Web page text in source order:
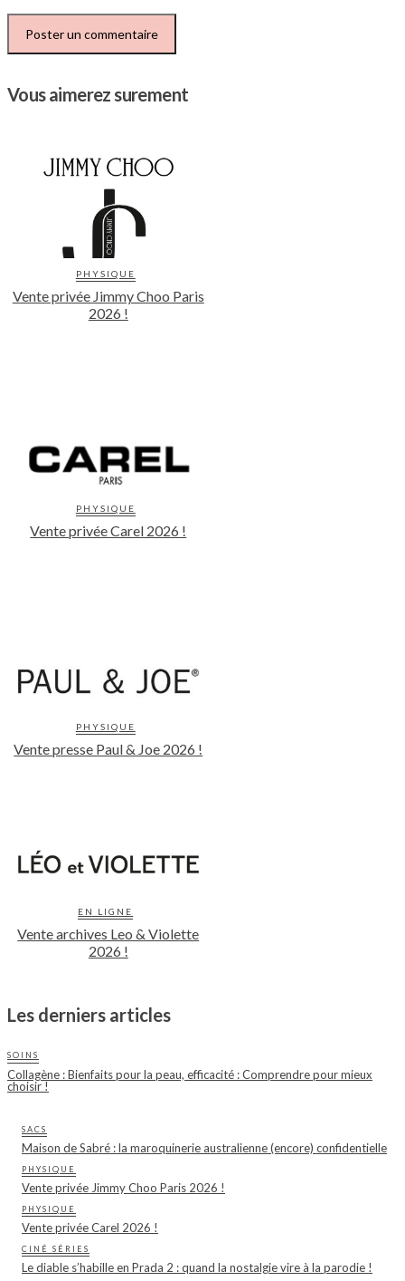
Vous aimerez surement
PHYSIQUE
Vente privée Jimmy Choo Paris
2026 !
PHYSIQUE
Vente privée Carel 2026 !
PHYSIQUE
Vente presse Paul & Joe 2026 !
EN LIGNE
Vente archives Leo & Violette
2026 !
Les derniers articles
SOINS
Collagène : Bienfaits pour la peau, efficacité : Comprendre pour mieux
choisir !
SACS
Maison de Sabré : la maroquinerie australienne (encore) confidentielle
PHYSIQUE
Vente privée Jimmy Choo Paris 2026 !
PHYSIQUE
Vente privée Carel 2026 !
CINÉ SÉRIES
Le diable s’habille en Prada 2 : quand la nostalgie vire à la parodie !